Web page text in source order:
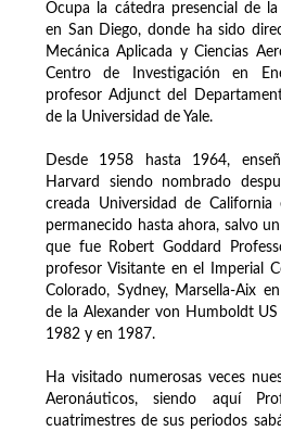
Ocupa la cátedra presencial de
en San Diego, donde ha sido
Mecánica Aplicada y Ciencias
Centro de Investigación en
profesor Adjunct del
de la Universidad de Yale.
Desde 1958 hasta 1964,
Harvard siendo nombrado
creada Universidad de
permanecido hasta ahora, salvo
que fue Robert Goddard
profesor Visitante en el Imperial
Colorado, Sydney, Marsella-Aix
de la Alexander von Humboldt
1982 y en 1987.
Ha visitado numerosas veces
Aeronáuticos, siendo aquí
cuatrimestres de sus periodos